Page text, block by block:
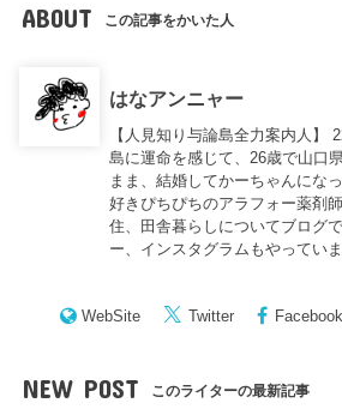
ABOUT この記事をかいた人
はなアンニャー
【人見知り与論島全力案内人】
島に運命を感じて、26歳で山口
まま、結婚してかーちゃんにな
好きぴちぴちのアラフォー薬剤
住、田舎暮らしについてブログ
ー、インスタグラムもやっていま
WebSite Twitter Facebook
NEW POST このライターの最新記事